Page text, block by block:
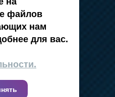
обработки
данных
оферта
сайта
файлов
нам
для вас.